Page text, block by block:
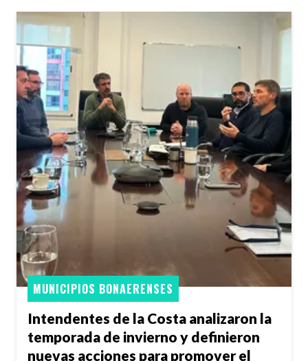
Intendentes de la Costa analizaron la
temporada de invierno y definieron
nuevas acciones para promover el
MUNICIPIOS BONAERENSES